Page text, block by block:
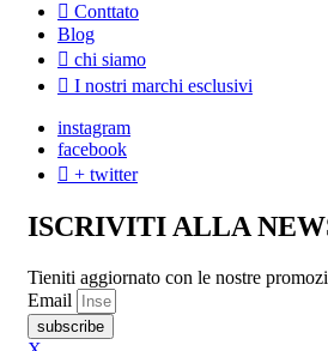
Conttato
Blog
chi siamo
I nostri marchi esclusivi
instagram
facebook
+ twitter
ISCRIVITI ALLA
Tieniti aggiornato con le nostre
Email
subscribe